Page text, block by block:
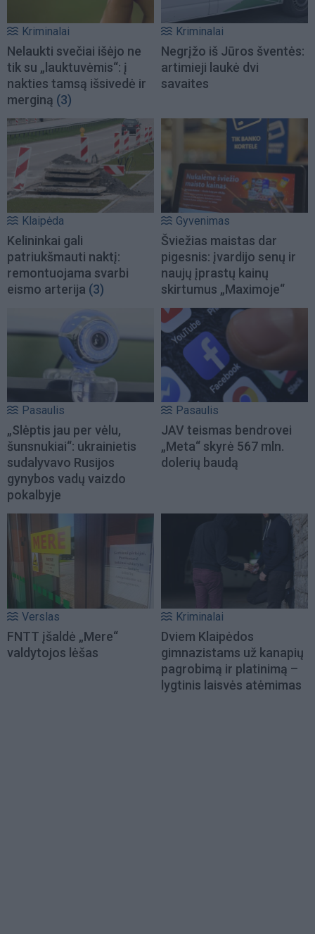
Kriminalai
Nelaukti svečiai išėjo ne
tik su „lauktuvėmis“: į
nakties tamsą išsivedė ir
merginą (3)
Kriminalai
Negrįžo iš Jūros šventės:
artimieji laukė dvi
savaites
Klaipėda
Kelininkai gali
patriukšmauti naktį:
remontuojama svarbi
eismo arterija (3)
Gyvenimas
Šviežias maistas dar
pigesnis: įvardijo senų ir
naujų įprastų kainų
skirtumus „Maximoje“
Pasaulis
„Slėptis jau per vėlu,
šunsnukiai“: ukrainietis
sudalyvavo Rusijos
gynybos vadų vaizdo
pokalbyje
Pasaulis
JAV teismas bendrovei
„Meta“ skyrė 567 mln.
dolerių baudą
Verslas
FNTT įšaldė „Mere“
valdytojos lėšas
Kriminalai
Dviem Klaipėdos
gimnazistams už kanapių
pagrobimą ir platinimą –
lygtinis laisvės atėmimas